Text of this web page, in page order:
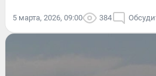
5 марта, 2026, 09:00 384